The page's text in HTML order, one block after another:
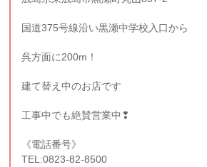
国道375号線沿い黒瀬中学校入口から
呉方面に200m！
建て替え中のお店です
工事中でも絶賛営業中❢
《電話番号》
TEL:0823-82-8500